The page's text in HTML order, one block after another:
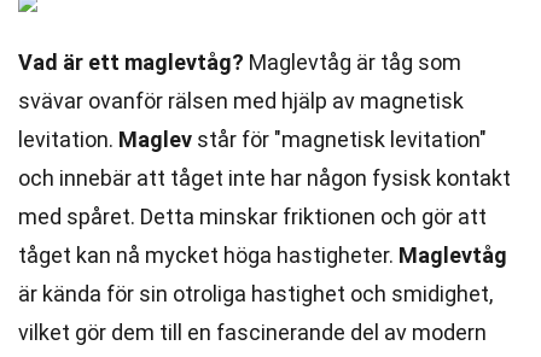
Vad är ett maglevtåg? Maglevtåg är tåg som
svävar ovanför rälsen med hjälp av magnetisk
levitation. Maglev står för "magnetisk levitation"
och innebär att tåget inte har någon fysisk kontakt
med spåret. Detta minskar friktionen och gör att
tåget kan nå mycket höga hastigheter. Maglevtåg
är kända för sin otroliga hastighet och smidighet,
vilket gör dem till en fascinerande del av modern